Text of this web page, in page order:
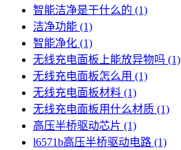
智能洁净是干什么的 (1)
洁净功能 (1)
智能净化 (1)
无线充电面板上能放异物吗 (1)
无线充电面板怎么用 (1)
无线充电面板材料 (1)
无线充电面板用什么材质 (1)
高压半桥驱动芯片 (1)
l6571b高压半桥驱动电路 (1)